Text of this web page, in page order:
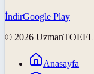
İndirGoogle Play
© 2026 UzmanTOEFL
Anasayfa